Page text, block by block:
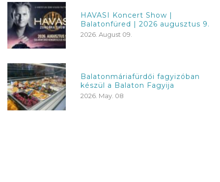
HAVASI Koncert Show |
Balatonfüred | 2026 augusztus 9.
2026. August 09.
Balatonmáriafürdői fagyizóban
készül a Balaton Fagyija
2026. May. 08